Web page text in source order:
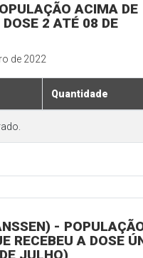
ACIMA DE
2 ATÉ 08 DE
de 2022
Quantidade
-
RECEBEU A DOSE